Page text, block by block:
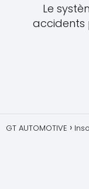
Le
accidents
GT AUTOMOTIVE